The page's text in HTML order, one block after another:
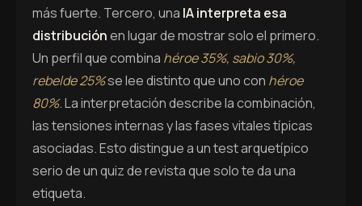
más fuerte. Tercero, una IA interpreta esa
distribuciónen lugar de mostrar solo el primero.
Un perfil que combina héroe 35%, sabio 30%,
rebelde 25%se lee distinto que uno con héroe
80%. La interpretación describe la combinación,
las tensiones internas y las fases vitales típicas
asociadas. Esto distingue a un test arquetípico
serio de un quiz de revista que solo te da una
etiqueta.